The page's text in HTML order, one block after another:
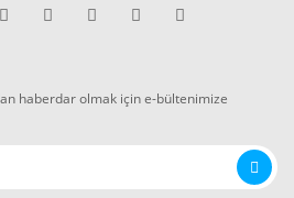
haberdar olmak için e-bültenimize